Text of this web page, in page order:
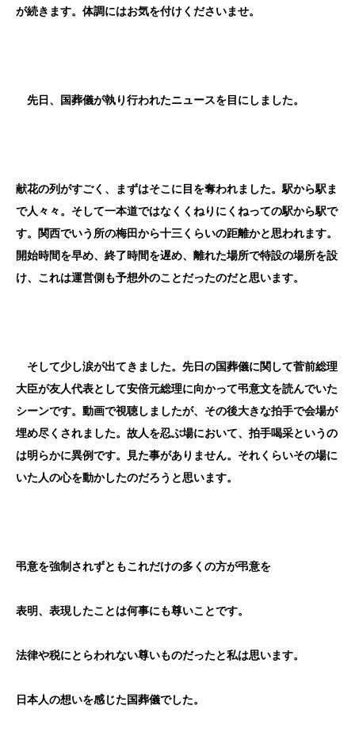
が続きます。体調にはお気を付けくださいませ。
先日、国葬儀が執り行われたニュースを目にしました。
献花の列がすごく、まずはそこに目を奪われました。駅から駅ま
で人々々。そして一本道ではなくくねりにくねっての駅から駅で
す。関西でいう所の梅田から十三くらいの距離かと思われます。
開始時間を早め、終了時間を遅め、離れた場所で特設の場所を設
け、これは運営側も予想外のことだったのだと思います。
そして少し涙が出てきました。先日の国葬儀に関して菅前総理
大臣が友人代表として安倍元総理に向かって弔意文を読んでいた
シーンです。動画で視聴しましたが、その後大きな拍手で会場が
埋め尽くされました。故人を忍ぶ場において、拍手喝采というの
は明らかに異例です。見た事がありません。それくらいその場に
いた人の心を動かしたのだろうと思います。
弔意を強制されずともこれだけの多くの方が弔意を
表明、表現したことは何事にも尊いことです。
法律や税にとらわれない尊いものだったと私は思います。
日本人の想いを感じた国葬儀でした。